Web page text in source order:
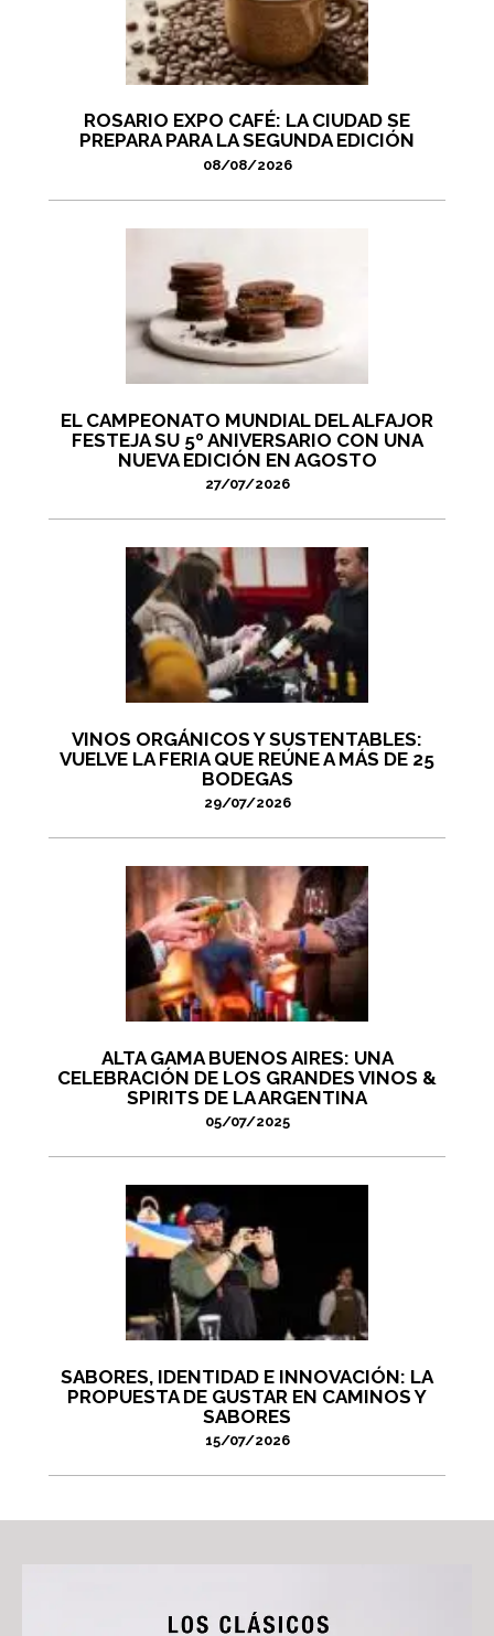
ROSARIO EXPO CAFÉ: LA CIUDAD SE
PREPARA PARA LA SEGUNDA EDICIÓN
08/08/2026
EL CAMPEONATO MUNDIAL DEL ALFAJOR
FESTEJA SU 5º ANIVERSARIO CON UNA
NUEVA EDICIÓN EN AGOSTO
27/07/2026
VINOS ORGÁNICOS Y SUSTENTABLES:
VUELVE LA FERIA QUE REÚNE A MÁS DE 25
BODEGAS
29/07/2026
ALTA GAMA BUENOS AIRES: UNA
CELEBRACIÓN DE LOS GRANDES VINOS &
SPIRITS DE LA ARGENTINA
05/07/2025
SABORES, IDENTIDAD E INNOVACIÓN: LA
PROPUESTA DE GUSTAR EN CAMINOS Y
SABORES
15/07/2026